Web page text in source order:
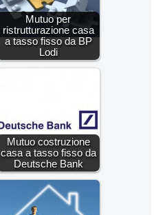
Mutuo per
ristrutturazione casa
a tasso fisso da BP
Lodi
Mutuo costruzione
casa a tasso fisso da
Deutsche Bank